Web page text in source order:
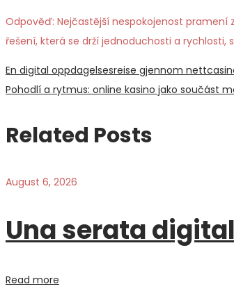
Odpověď: Nejčastější nespokojenost
řešení, která se drží jednoduchosti a rychlosti,
Post
Previous
post:
En digital oppdagelsesreise gjennom
Next
Pohodlí a rytmus: online kasino jako součást
Related Posts
August 6, 2026
Una serata
Read more